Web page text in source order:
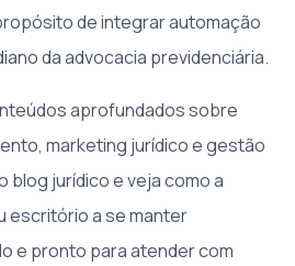
de integrar automação
da advocacia previdenciária.
aprofundados sobre
marketing jurídico e gestão
jurídico e veja como a
escritório a se manter
e pronto para atender com